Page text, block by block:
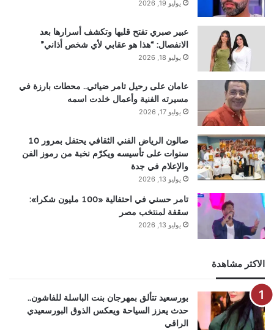
يوليو 19, 2026
عبير صبري تفتح قلبها وتكشف أسرارها بعد
الانفصال: “هذا هو عقابي لأي شخص أذاني”
يوليو 18, 2026
عامان على رحيل تامر ضيائي.. محطات بارزة في
مسيرته الفنية وأعمال خلدت اسمه
يوليو 17, 2026
صالون الرياض الفني الثقافي يحتفل بمرور 10
سنوات على تأسيسه ويكرّم نخبة من رموز الفن
والإعلام في جدة
يوليو 13, 2026
تامر حسني في احتفالية «100 مليون شكرا»:
سقفة لمنتخب مصر
يوليو 13, 2026
الاكثر مشاهدة
بورسعيد تتألق بمهرجان بنت الباسلة للفاشون..
حدث يعزز السياحة ويعكس الذوق البورسعيدي
الراقي